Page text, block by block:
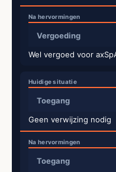
Vergoeding
Wel vergoed voor
Toegang
Geen verwijzing nodig
Toegang